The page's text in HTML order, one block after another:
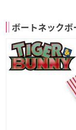
ボートネックボ